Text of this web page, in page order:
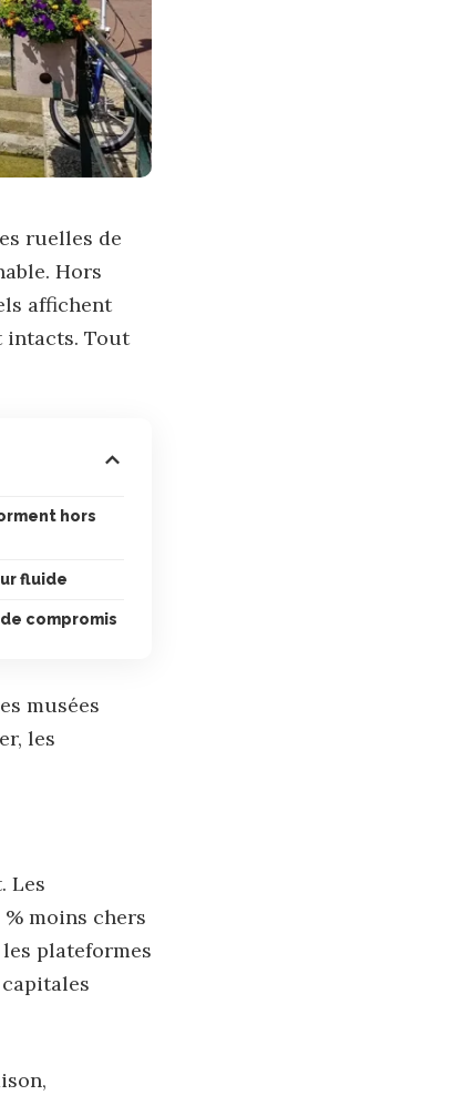
ruelles de
Hors
affichent
intacts. Tout
hors
fluide
compromis
musées
les
Les
moins chers
plateformes